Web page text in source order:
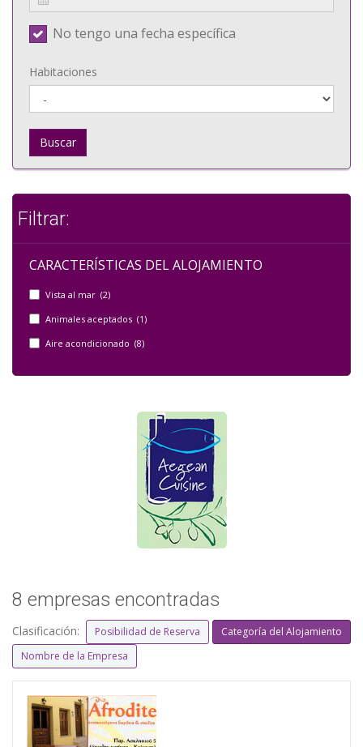
No tengo una fecha específica
Habitaciones
Buscar
Filtrar:
CARACTERÍSTICAS DEL ALOJAMIENTO
Vista al mar (2)
Animales aceptados (1)
Aire acondicionado (8)
8 empresas encontradas
Clasificación: Posibilidad de Reserva
Categoría del Alojamiento
Nombre de la Empresa